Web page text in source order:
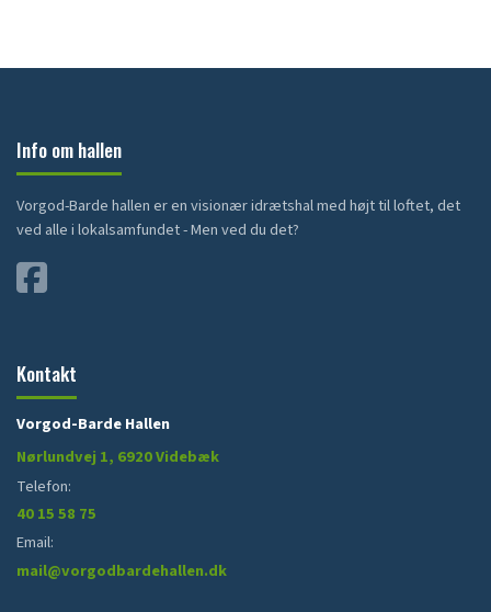
Info om hallen
Vorgod-Barde hallen er en visionær idrætshal med højt til loftet, det
ved alle i lokalsamfundet - Men ved du det?
Kontakt
Vorgod-Barde Hallen
Nørlundvej 1, 6920 Videbæk
Telefon:
40 15 58 75
Email:
mail@vorgodbardehallen.dk